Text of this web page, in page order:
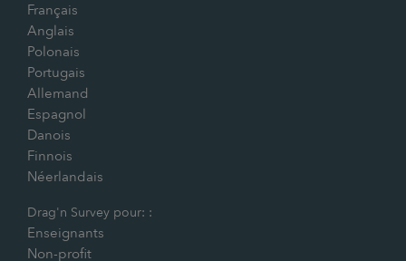
Français
Anglais
Polonais
Portugais
Allemand
Espagnol
Danois
Finnois
Néerlandais
Drag'n Survey pour: :
Enseignants
Non-profit